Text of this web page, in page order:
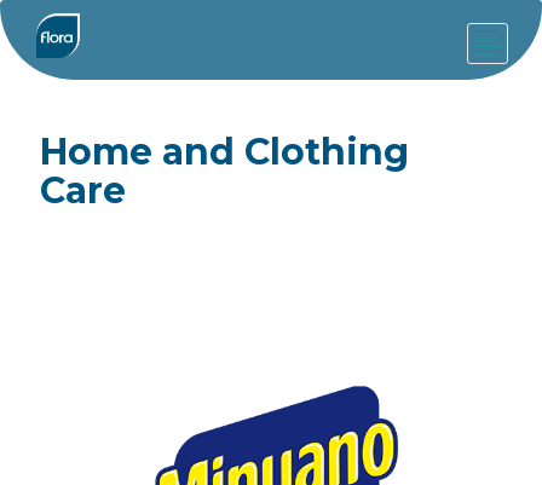
Home and Clothing
Care